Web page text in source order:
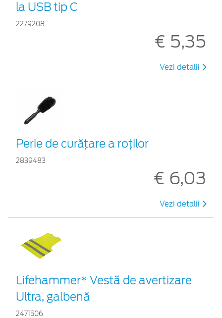
la USB tip C
2279208
€ 5,35
Vezi detalii
Perie de curățare a roților
2839483
€ 6,03
Vezi detalii
Lifehammer* Vestă de avertizare
Ultra, galbenă
2471506